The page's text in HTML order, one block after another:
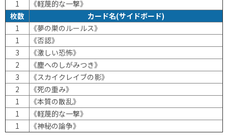
1
《軽蔑的な一撃》
枚数
カード名(サイドボード)
1
《夢の巣のルールス》
1
《否認》
3
《激しい恐怖》
2
《塵へのしがみつき》
3
《スカイクレイブの影》
2
《死の重み》
1
《本質の散乱》
1
《軽蔑的な一撃》
1
《神秘の論争》